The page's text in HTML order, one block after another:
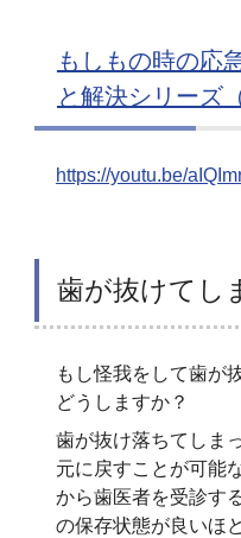
もしもの時の応
と解決シリーズ
https://youtu.be/
歯が抜けてし
もし怪我をして歯が
どうしますか？
歯が抜け落ちてしま
元に戻すことが可能
から歯医者を受診す
の保存状態が良いほ